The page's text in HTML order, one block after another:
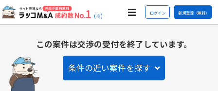
(※) ログイン 新規登録（無料）
この案件は交渉の受付を終了しています。
条件の近い案件を探す